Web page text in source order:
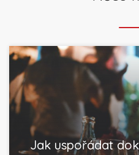
Jak uspořádat